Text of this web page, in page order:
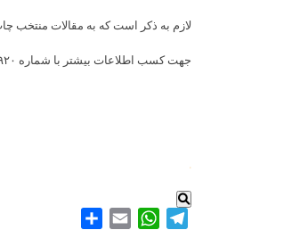
لازم به ذکر است که به مقالات منتخب
جهت کسب اطلاعات بیشتر با شماره ۰۲۳۳۳۳۳۸۹۲۰ داخلی ۱۱۲ آقای مهندس بهار تماس حاصل فرمایید.
.
Telegram
WhatsApp
Email